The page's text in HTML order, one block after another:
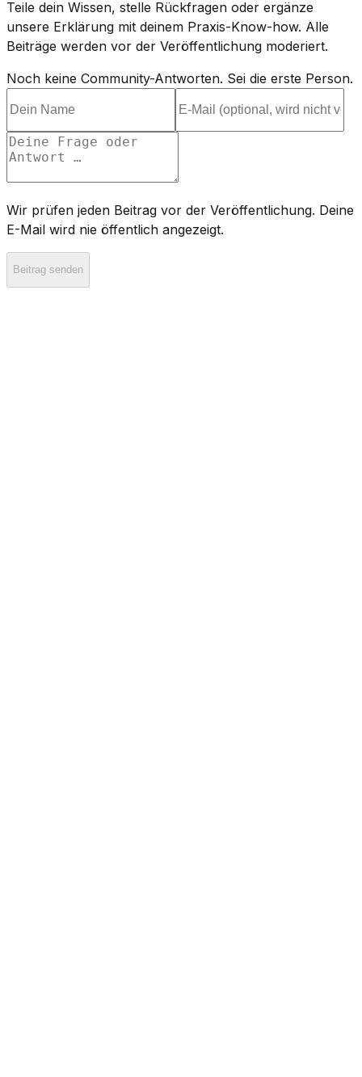
Teile dein Wissen, stelle Rückfragen oder ergänze
unsere Erklärung mit deinem Praxis-Know-how. Alle
Beiträge werden vor der Veröffentlichung moderiert.
Noch keine Community-Antworten. Sei die erste Person.
Wir prüfen jeden Beitrag vor der Veröffentlichung. Deine
E-Mail wird nie öffentlich angezeigt.
Beitrag senden